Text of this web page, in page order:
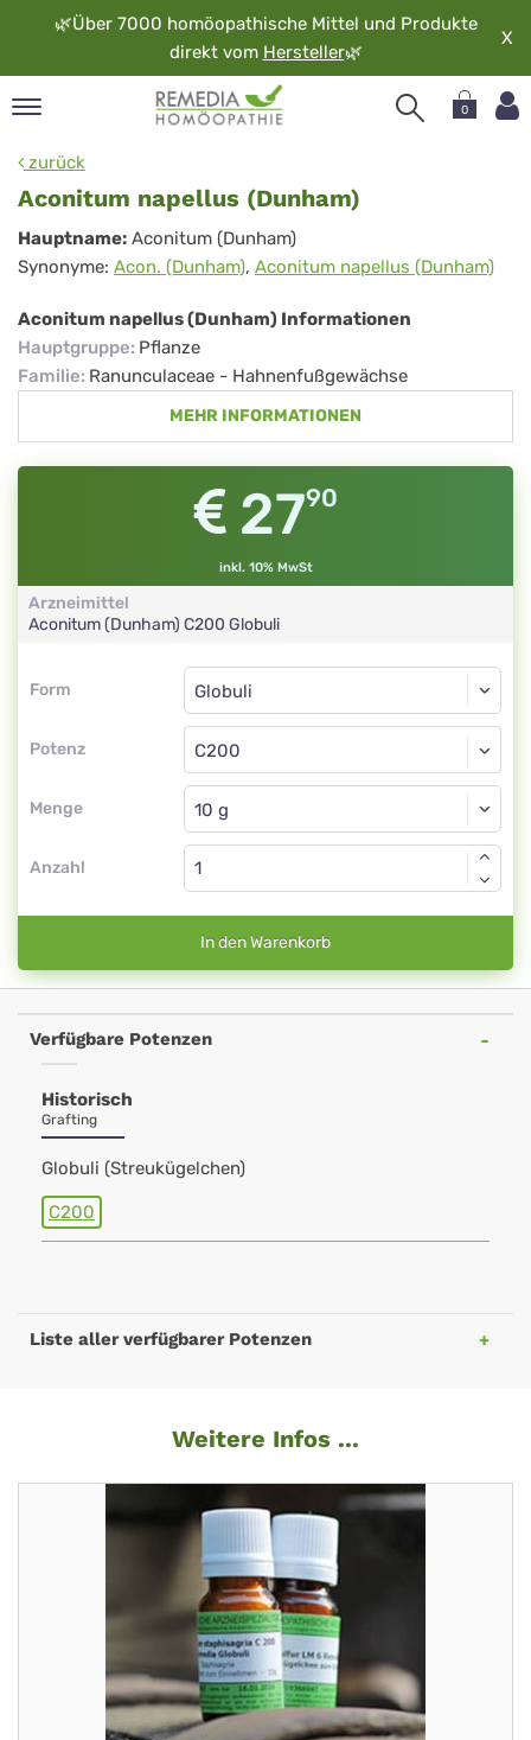
🌿Über 7000 homöopathische Mittel und Produkte
direkt vom Hersteller🌿
X
0
zurück
Aconitum napellus (Dunham)
Aconitum
napellus
(Dunham)
Hauptname: Aconitum (Dunham)
Synonyme: Acon. (Dunham), Aconitum napellus (Dunham)
Aconitum napellus (Dunham) Informationen
Hauptgruppe: Pflanze
Familie: Ranunculaceae - Hahnenfußgewächse
MEHR INFORMATIONEN
2790
inkl. 10% MwSt
Arzneimittel
Aconitum (Dunham) C200 Globuli
Form
Form
Potenz
Globuli
C200
Menge
Globuli
Anzahl
In den Warenkorb
Verfügbare Potenzen
Historisch
Grafting
Globuli (Streukügelchen)
C200
Liste aller verfügbarer Potenzen
Weitere Infos ...